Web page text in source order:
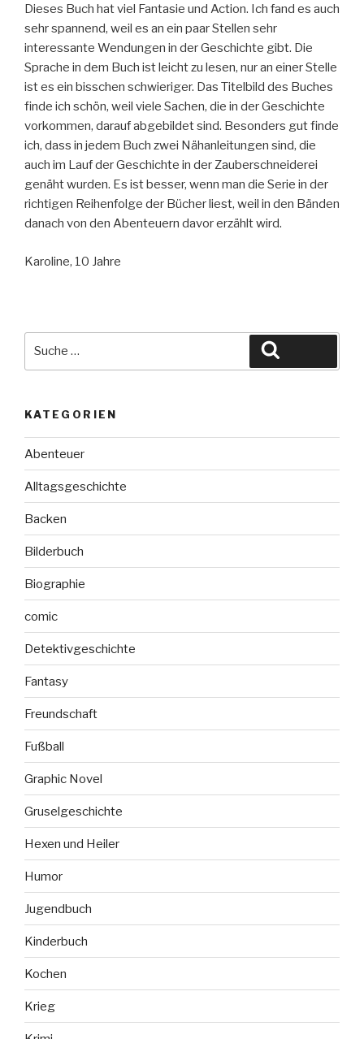
Dieses Buch hat viel Fantasie und Action. Ich fand es auch
sehr spannend, weil es an ein paar Stellen sehr
interessante Wendungen in der Geschichte gibt. Die
Sprache in dem Buch ist leicht zu lesen, nur an einer Stelle
ist es ein bisschen schwieriger. Das Titelbild des Buches
finde ich schön, weil viele Sachen, die in der Geschichte
vorkommen, darauf abgebildet sind. Besonders gut finde
ich, dass in jedem Buch zwei Nähanleitungen sind, die
auch im Lauf der Geschichte in der Zauberschneiderei
genäht wurden. Es ist besser, wenn man die Serie in der
richtigen Reihenfolge der Bücher liest, weil in den Bänden
danach von den Abenteuern davor erzählt wird.
Karoline, 10 Jahre
KATEGORIEN
Abenteuer
Alltagsgeschichte
Backen
Bilderbuch
Biographie
comic
Detektivgeschichte
Fantasy
Freundschaft
Fußball
Graphic Novel
Gruselgeschichte
Hexen und Heiler
Humor
Jugendbuch
Kinderbuch
Kochen
Krieg